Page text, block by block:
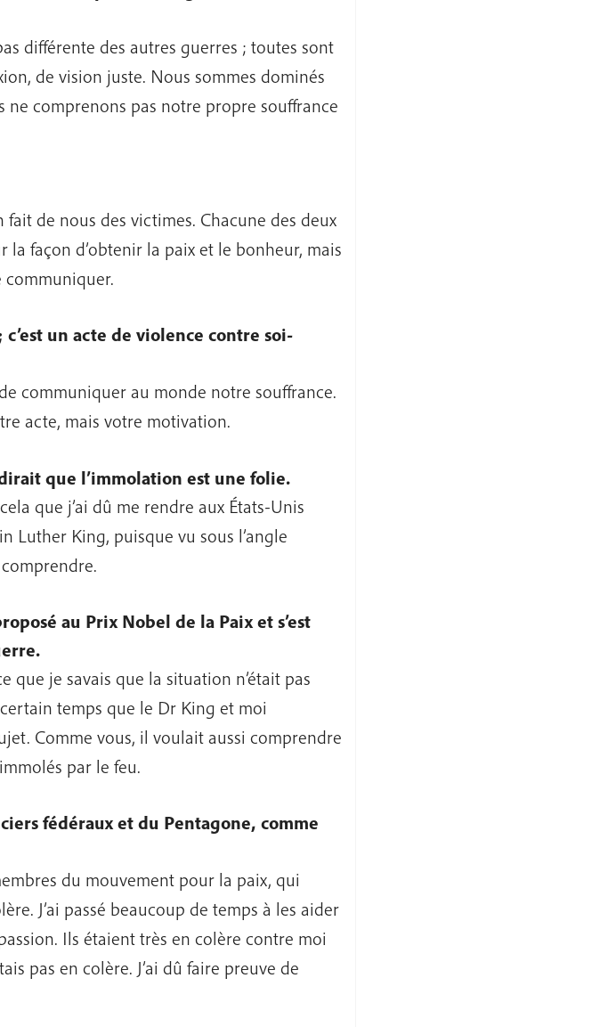
différente des autres guerres ; toutes sont
de vision juste. Nous sommes dominés
ne comprenons pas notre propre souffrance
de nous des victimes. Chacune des deux
la façon d’obtenir la paix et le bonheur, mais
communiquer.
un acte de violence contre soi-
communiquer au monde notre souffrance.
acte, mais votre motivation.
que l’immolation est une folie.
que j’ai dû me rendre aux États-Unis
Luther King, puisque vu sous l’angle
au Prix Nobel de la Paix et s’est
que je savais que la situation n’était pas
temps que le Dr King et moi
Comme vous, il voulait aussi comprendre
par le feu.
fédéraux et du Pentagone, comme
du mouvement pour la paix, qui
J’ai passé beaucoup de temps à les aider
Ils étaient très en colère contre moi
pas en colère. J’ai dû faire preuve de